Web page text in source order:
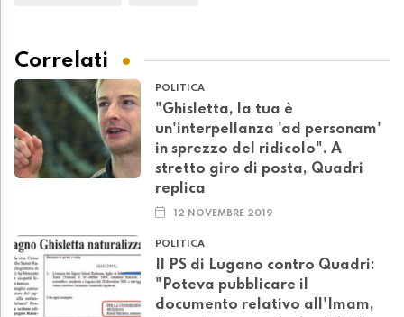
Correlati
POLITICA
"Ghisletta, la tua è
un'interpellanza 'ad personam'
in sprezzo del ridicolo". A
stretto giro di posta, Quadri
replica
12 NOVEMBRE 2019
POLITICA
Il PS di Lugano contro Quadri:
"Poteva pubblicare il
documento relativo all'Imam,